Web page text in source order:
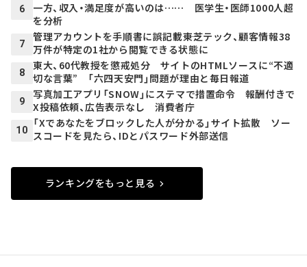
6
一方、収入・満足度が高いのは…… 医学生・医師1000人超
を分析
7
管理アカウントを手順書に誤記載――東芝テック、顧客情報38
万件が特定の1社から閲覧できる状態に
8
東大、60代教授を懲戒処分 サイトのHTMLソースに“不適
切な言葉” 「六四天安門」問題が理由と毎日報道
9
写真加工アプリ「SNOW」にステマで措置命令 報酬付きで
X投稿依頼、広告表示なし 消費者庁
10
「Xであなたをブロックした人が分かる」サイト拡散 ソー
スコードを見たら、IDとパスワード外部送信
ランキングをもっと見る